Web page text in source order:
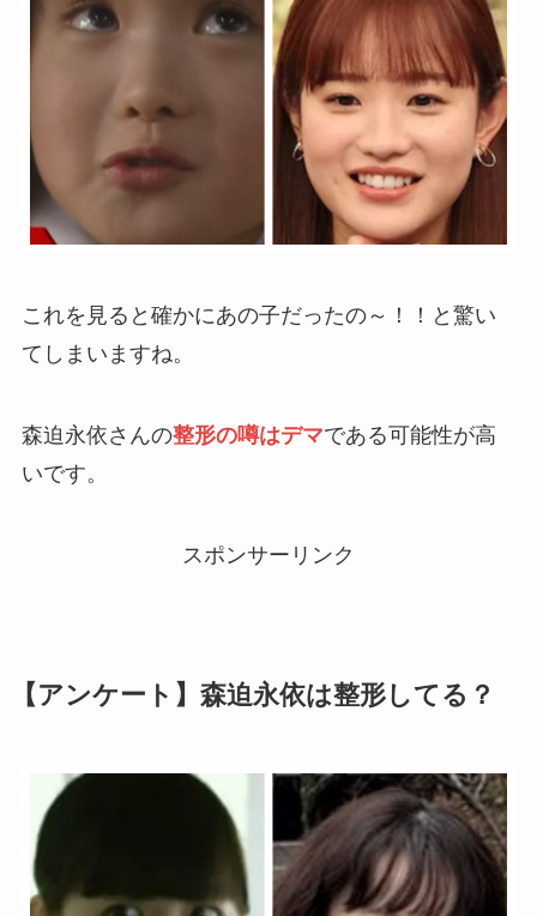
これを見ると確かにあの子だったの～！！と驚い
てしまいますね。
森迫永依さんの整形の噂はデマである可能性が高
いです。
スポンサーリンク
【アンケート】森迫永依は整形してる？